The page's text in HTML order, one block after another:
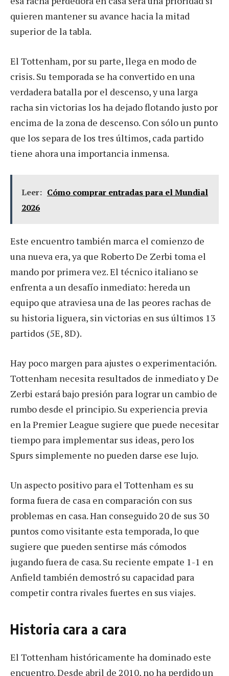
quieren mantener su avance hacia la mitad
superior de la tabla.
El Tottenham, por su parte, llega en modo de
crisis. Su temporada se ha convertido en una
verdadera batalla por el descenso, y una larga
racha sin victorias los ha dejado flotando justo por
encima de la zona de descenso. Con sólo un punto
que los separa de los tres últimos, cada partido
tiene ahora una importancia inmensa.
Leer: Cómo comprar entradas para el Mundial
2026
Este encuentro también marca el comienzo de
una nueva era, ya que Roberto De Zerbi toma el
mando por primera vez. El técnico italiano se
enfrenta a un desafío inmediato: hereda un
equipo que atraviesa una de las peores rachas de
su historia liguera, sin victorias en sus últimos 13
partidos (5E, 8D).
Hay poco margen para ajustes o experimentación.
Tottenham necesita resultados de inmediato y De
Zerbi estará bajo presión para lograr un cambio de
rumbo desde el principio. Su experiencia previa
en la Premier League sugiere que puede necesitar
tiempo para implementar sus ideas, pero los
Spurs simplemente no pueden darse ese lujo.
Un aspecto positivo para el Tottenham es su
forma fuera de casa en comparación con sus
problemas en casa. Han conseguido 20 de sus 30
puntos como visitante esta temporada, lo que
sugiere que pueden sentirse más cómodos
jugando fuera de casa. Su reciente empate 1-1 en
Anfield también demostró su capacidad para
competir contra rivales fuertes en sus viajes.
Historia cara a cara
El Tottenham históricamente ha dominado este
encuentro. Desde abril de 2010, no ha perdido un